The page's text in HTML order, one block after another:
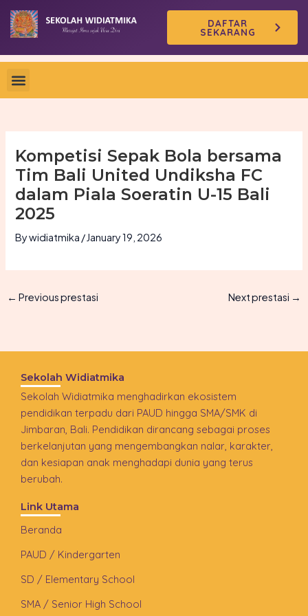
Skip
content
DAFTAR
SEKARANG
Kompetisi Sepak Bola bersama
Tim Bali United Undiksha FC
dalam Piala Soeratin U-15 Bali
2025
Bywidiatmika /January 19, 2026
← Previous prestasi Next prestasi →
Sekolah Widiatmika
Sekolah Widiatmika menghadirkan ekosistem
pendidikan terpadu dari PAUD hingga SMA/SMK di
Jimbaran, Bali. Pendidikan dirancang sebagai proses
berkelanjutan yang mengembangkan nalar, karakter,
dan kesiapan anak menghadapi dunia yang terus
berubah.
Link Utama
Beranda
PAUD / Kindergarten
SD / Elementary School
SMA / Senior High School